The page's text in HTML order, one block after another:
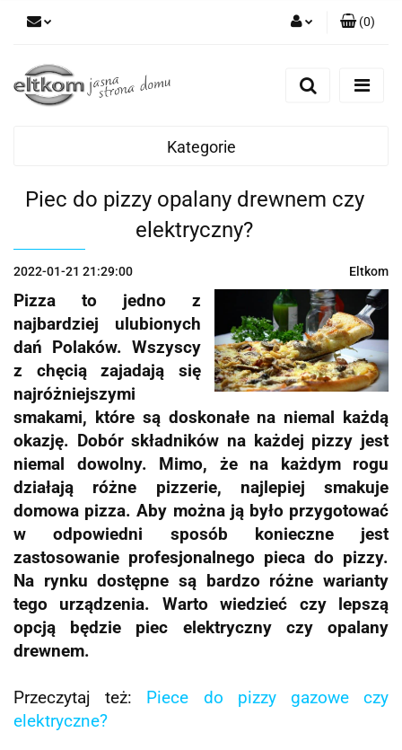
Zarejestruj się
(0)
Kategorie
Piec do pizzy opalany drewnem czy
elektryczny?
2022-01-21 21:29:00 Eltkom
Pizza to jedno z
najbardziej ulubionych
dań Polaków. Wszyscy
z chęcią zajadają się
najróżniejszymi
smakami, które są doskonałe na niemal każdą
okazję. Dobór składników na każdej pizzy jest
niemal dowolny. Mimo, że na każdym rogu
działają różne pizzerie, najlepiej smakuje
domowa pizza. Aby można ją było przygotować
w odpowiedni sposób konieczne jest
zastosowanie profesjonalnego pieca do pizzy.
Na rynku dostępne są bardzo różne warianty
tego urządzenia. Warto wiedzieć czy lepszą
opcją będzie piec elektryczny czy opalany
drewnem.
Przeczytaj też:
Piece do pizzy gazowe czy
elektryczne?